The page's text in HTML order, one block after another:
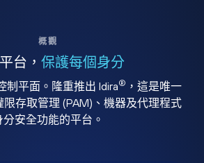
概觀
台， 保護每個身分
制平面。隆重推出 Idira® ，這是唯一
存取管理 (PAM)、機器及代理程式
分安全功能的平台。